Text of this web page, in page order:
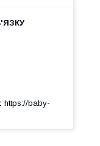
https://baby-